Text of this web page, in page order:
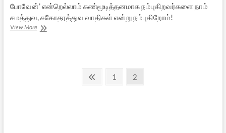
போவேன்’ என்றெல்லாம் கண்மூடித்தனமாக நம்புகிறவர்களை நாம்
சமத்துவ, சகோதரத்துவ வாதிகள் என்று நம்புகிறோம்!
View Moreஎங்கும்
Previous
Page
1 Page
2